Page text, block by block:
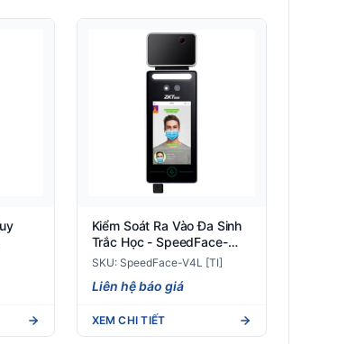
Kiểm Soát Ra Vào Đa Sinh
Trắc Học - SpeedFace-
V4L [TI]
SKU: SpeedFace-V4L [TI]
Liên hệ báo giá
XEM CHI TIẾT